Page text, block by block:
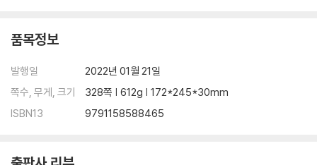
품목정보
발행일
2022년 01월 21일
쪽수, 무게, 크기
328쪽 | 612g | 172*245*30mm
ISBN13
9791158588465